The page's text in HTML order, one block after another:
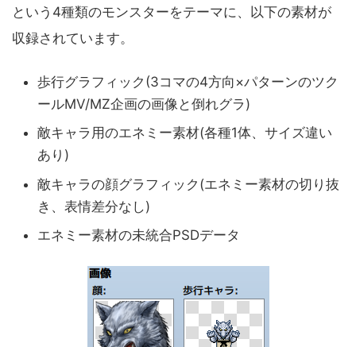
という4種類のモンスターをテーマに、以下の素材が
収録されています。
歩行グラフィック(3コマの4方向×パターンのツク
ールMV/MZ企画の画像と倒れグラ)
敵キャラ用のエネミー素材(各種1体、サイズ違い
あり)
敵キャラの顔グラフィック(エネミー素材の切り抜
き、表情差分なし)
エネミー素材の未統合PSDデータ